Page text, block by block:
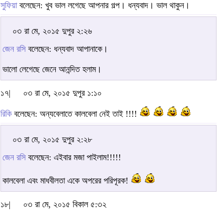
সুফিয়াবলেছেন: খুব ভাল লগেছে আপনার গল্প। ধন্যবাদ। ভাল থাকুন।
০৩ রা মে, ২০১৫ দুপুর ২:২৬
জেন রসি বলেছেন: ধন্যবাদ আপানাকে।
ভালো লেগেছে জেনে আনন্দিত হলাম।
১৭| ০৩ রা মে, ২০১৫ দুপুর ১:১০
রিকিবলেছেন: অন্যবেলাতে কালবেলা নেই তাই !!!!
০৩ রা মে, ২০১৫ দুপুর ২:২৮
জেন রসি বলেছেন: এইবার মজা পাইলাম!!!!!
কালবেলা এবং মাধবীলতা একে অপরের পরিপূরক!
১৮|
০৩ রা মে, ২০১৫ বিকাল ৫:৩২